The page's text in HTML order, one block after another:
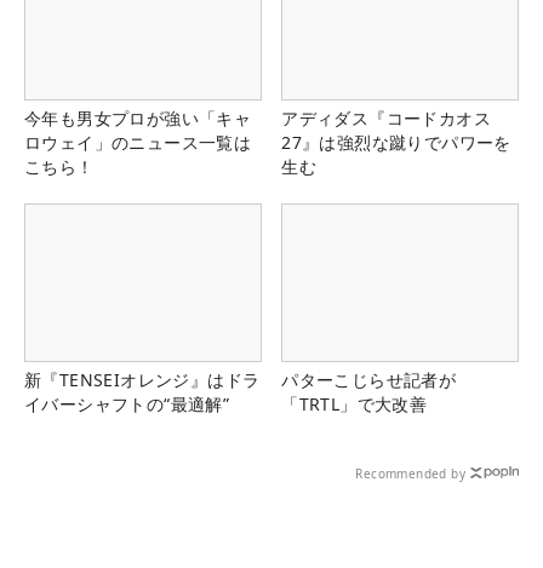
今年も男女プロが強い「キャ
ロウェイ」のニュース一覧は
こちら！
アディダス『コードカオス
27』は強烈な蹴りでパワーを
生む
新『TENSEIオレンジ』はドラ
イバーシャフトの“最適解”
パターこじらせ記者が
「TRTL」で大改善
Recommended by